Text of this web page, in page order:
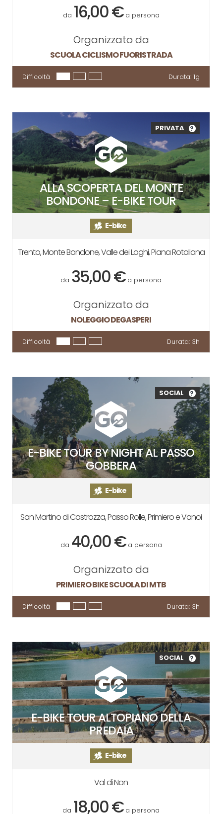
da 16,00 € a persona
Organizzato da
SCUOLA CICLISMO FUORISTRADA
Difficoltà Durata: 1g
ALLA SCOPERTA DEL MONTE
BONDONE – E-BIKE TOUR
PRIVATA ?
E-bike
Trento, Monte Bondone, Valle dei Laghi, Piana Rotaliana
da 35,00 € a persona
Organizzato da
NOLEGGIO DEGASPERI
Difficoltà Durata: 3h
E-BIKE TOUR BY NIGHT AL PASSO
GOBBERA
SOCIAL ?
E-bike
San Martino di Castrozza, Passo Rolle, Primiero e Vanoi
da 40,00 € a persona
Organizzato da
PRIMIERO BIKE SCUOLA DI MTB
Difficoltà Durata: 3h
E-BIKE TOUR ALTOPIANO DELLA
PREDAIA
SOCIAL ?
E-bike
Val di Non
da 18,00 € a persona